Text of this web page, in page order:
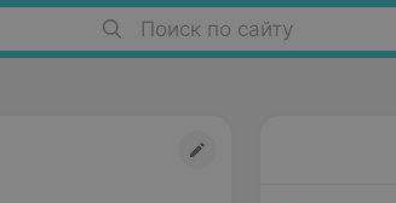
Поиск по сайту